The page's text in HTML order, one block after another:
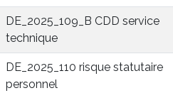
DE_2025_109_B CDD service
technique
DE_2025_110 risque statutaire
personnel